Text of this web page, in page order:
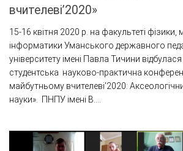
вчителеві’2020»
15-16 квітня 2020 р. на факультеті фізики,
інформатики Уманського державного
університету імені Павла Тичини
студентська науково-практична
майбутньому вчителеві’2020:
науки». ПНПУ імені В....